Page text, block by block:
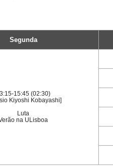
Segunda
15:45 (02:30)
Kiyoshi Kobayashi]
Luta
na ULisboa